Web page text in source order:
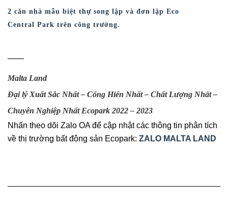
2 căn nhà mẫu biệt thự song lập và đơn lập Eco
Central Park trên công trường.
——
Malta Land
Đại lý Xuất Sắc Nhất – Cống Hiến Nhất – Chất Lượng Nhất –
Chuyên Nghiệp Nhất Ecopark 2022 – 2023
Nhấn theo dõi Zalo OA để cập nhật các thông tin phân tích
về thị trường bất động sản Ecopark: ZALO MALTA LAND